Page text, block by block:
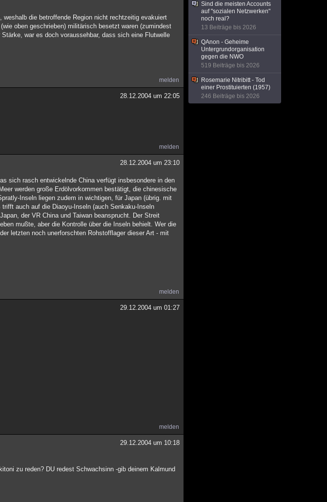
die betroffende Region nicht rechtzeitig evakuiert
oben geschrieben) militärisch besetzt waren (zumindest
war es doch voraussehbar, dass sich eine Flutwelle
melden
28.12.2004 um 22:05
melden
28.12.2004 um 23:10
sich rasch entwickelnde China verfügt insbesondere in den
werden große Erdölvorkommen bestätigt, die chinesische
Inseln liegen zudem in wichtigen, für Japan (übrig. mit
auch auf die Diaoyu-Inseln (auch Senkaku-Inseln
der VR China und Taiwan beansprucht. Der Streit
mußte, aber die Kontrolle über die Inseln behielt. Wer die
letzten noch unerforschten Rohstofflager dieser Art - mit
melden
29.12.2004 um 01:27
melden
29.12.2004 um 10:18
zu reden? DU redest Schwachsinn -gib deinem Kalmund
Sind die meisten Accounts
auf "sozialen Netzwerken"
noch real?
13 Beiträge bis 2026
QAnon - Geheime
Untergrundorganisation
gegen die NWO
519 Beiträge bis 2026
Rosemarie Nitribitt - Tod
einer Prostituierten (1957)
246 Beiträge bis 2026